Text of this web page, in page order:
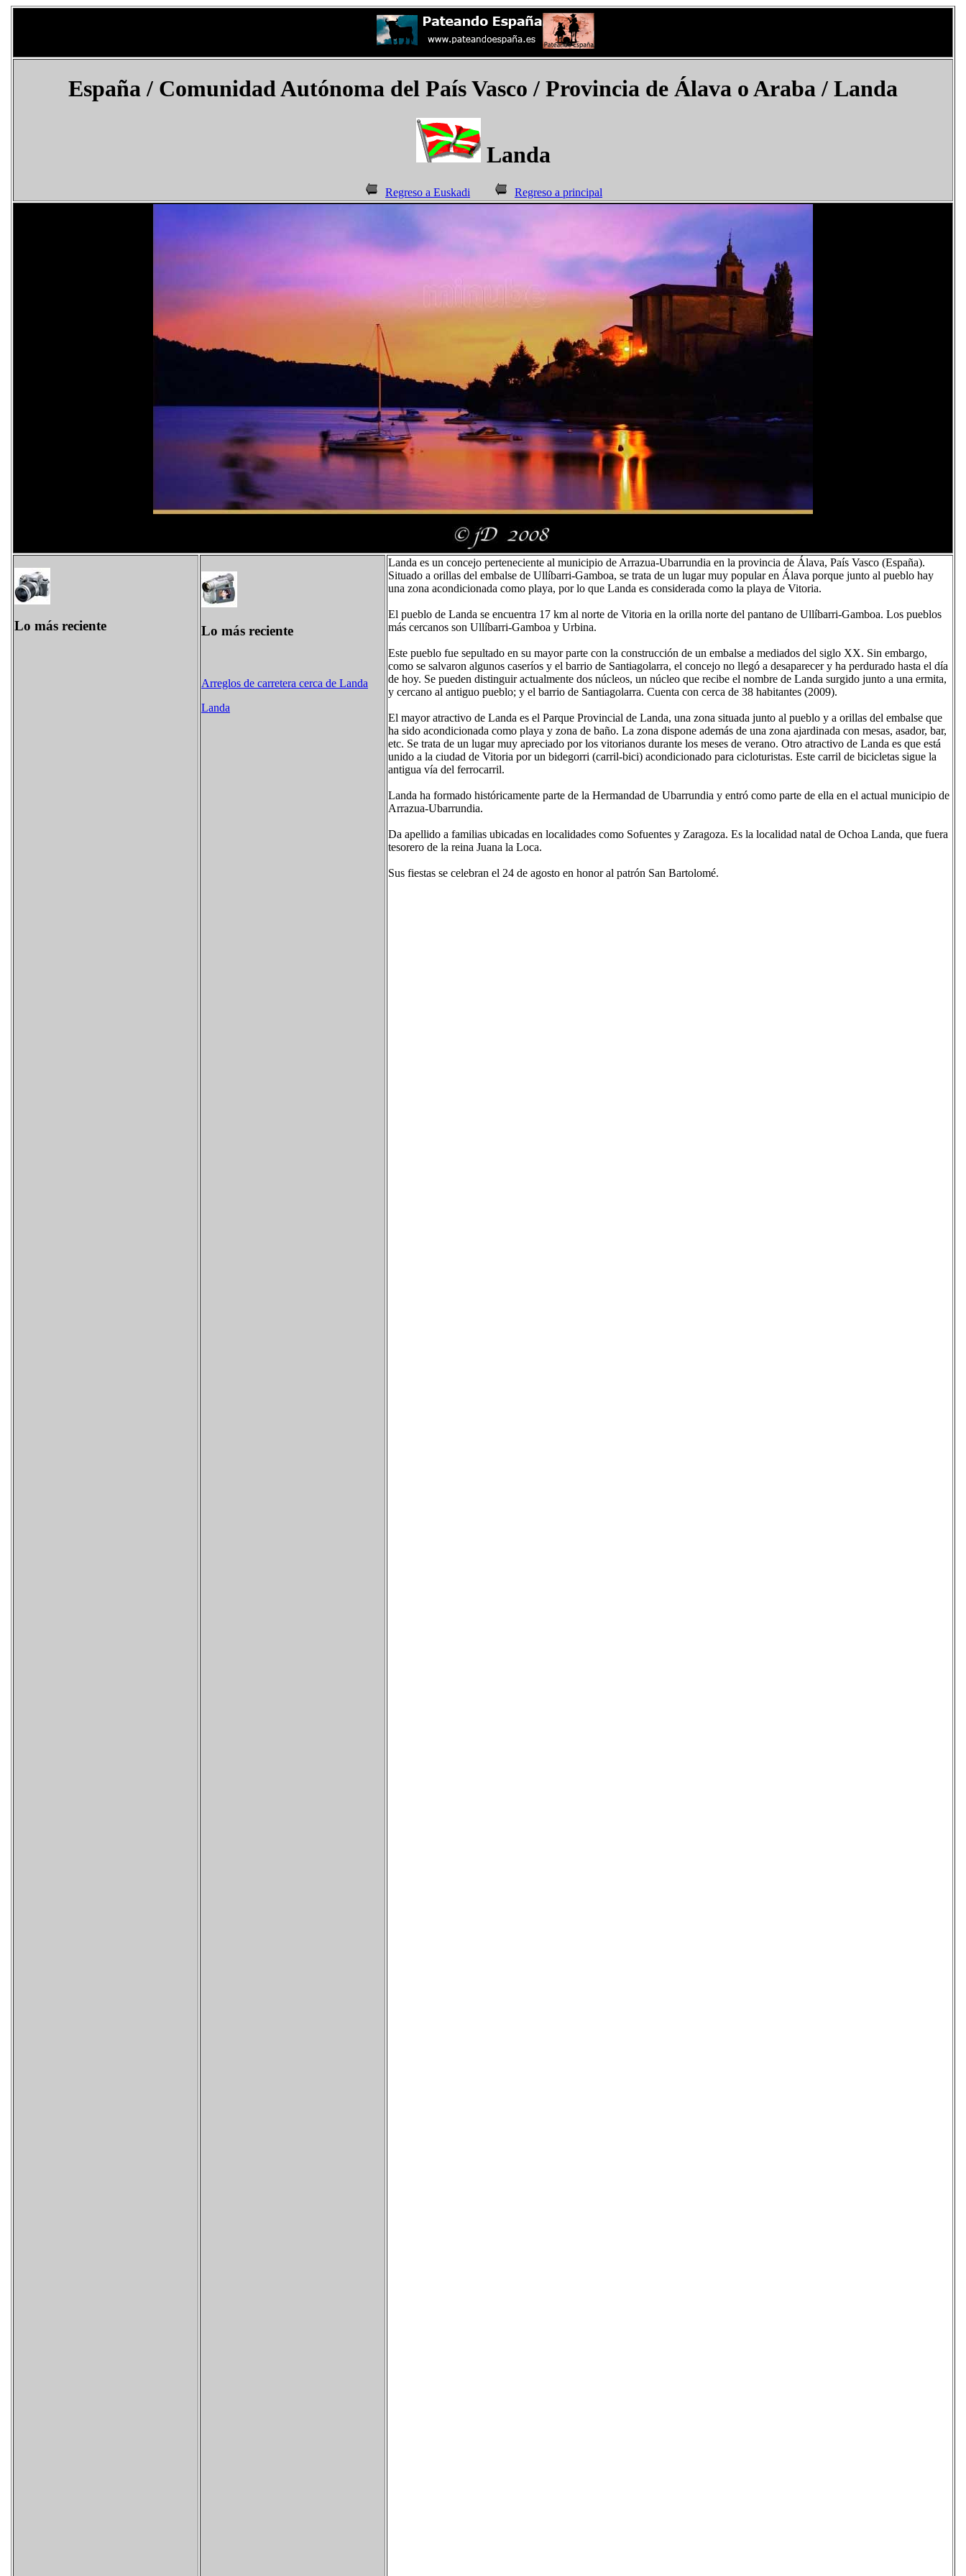
España/ Comunidad Autónoma del País Vasco / Provincia de Álava o Araba / Landa
Landa
Regreso a Euskadi Regreso a principal
Lo más reciente Lo más reciente
Arreglos de carretera cerca de Landa
Landa
Landa es un concejo perteneciente al municipio de Arrazua-Ubarrundia en la provincia de Álava, País Vasco (España).
Situado a orillas del embalse de Ullíbarri-Gamboa, se trata de un lugar muy popular en Álava porque junto al pueblo hay
una zona acondicionada como playa, por lo que Landa es considerada como la playa de Vitoria.
El pueblo de Landa se encuentra 17 km al norte de Vitoria en la orilla norte del pantano de Ullíbarri-Gamboa. Los pueblos
más cercanos son Ullíbarri-Gamboa y Urbina.
Este pueblo fue sepultado en su mayor parte con la construcción de un embalse a mediados del siglo XX. Sin embargo,
como se salvaron algunos caseríos y el barrio de Santiagolarra, el concejo no llegó a desaparecer y ha perdurado hasta el día
de hoy. Se pueden distinguir actualmente dos núcleos, un núcleo que recibe el nombre de Landa surgido junto a una ermita,
y cercano al antiguo pueblo; y el barrio de Santiagolarra. Cuenta con cerca de 38 habitantes (2009).
El mayor atractivo de Landa es el Parque Provincial de Landa, una zona situada junto al pueblo y a orillas del embalse que
ha sido acondicionada como playa y zona de baño. La zona dispone además de una zona ajardinada con mesas, asador, bar,
etc. Se trata de un lugar muy apreciado por los vitorianos durante los meses de verano. Otro atractivo de Landa es que está
unido a la ciudad de Vitoria por un bidegorri (carril-bici) acondicionado para cicloturistas. Este carril de bicicletas sigue la
antigua vía del ferrocarril.
Landa ha formado históricamente parte de la Hermandad de Ubarrundia y entró como parte de ella en el actual municipio de
Arrazua-Ubarrundia.
Da apellido a familias ubicadas en localidades como Sofuentes y Zaragoza. Es la localidad natal de Ochoa Landa, que fuera
tesorero de la reina Juana la Loca.
Sus fiestas se celebran el 24 de agosto en honor al patrón San Bartolomé.